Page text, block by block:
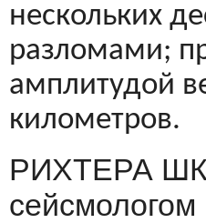
нескольких
разломами;
амплитудой
километров.
РИХТЕРА